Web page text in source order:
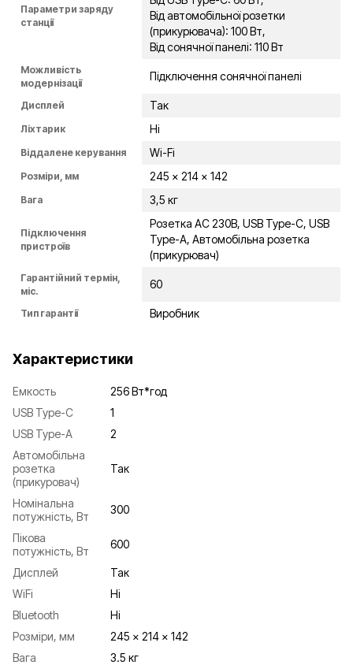
Параметри заряду
станції
Від автомобільної розетки
(прикурювача): 100 Вт,
Від сонячної панелі: 110 Вт
Можливість
модернізації
Підключення сонячної панелі
Дисплей Так
Ліхтарик Ні
Віддалене керування Wi-Fi
Розміри, мм 245 x 214 x 142
Вага 3,5 кг
Підключення
пристроїв
Розетка AC 230В, USB Type-C, USB
Type-A, Автомобільна розетка
(прикурювач)
Гарантійний термін,
міс.
60
Тип гарантії Виробник
Характеристики
Емкость
256 Вт*год
USB Type-C
1
USB Type-A
2
Автомобільна
розетка
(прикуровач)
Так
Номінальна
потужність, Вт
300
Пікова
потужність, Вт
600
Дисплей
Так
WiFi
Ні
Bluetooth
Ні
Розміри, мм
245 x 214 x 142
Вага
3.5 кг